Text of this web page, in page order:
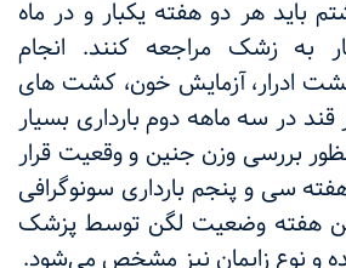
باید هر دو هفته یکبار و در ماه
به زشک مراجعه کنند. انجام
ادرار، آزمایش خون، کشت های
در سه ماهه دوم بارداری بسیار
بررسی وزن جنین و وقعیت قرار
سی و پنجم بارداری سونوگرافی
هفته وضعیت لگن توسط پزشک
نوع زایمان نیز مشخص می‌شود.